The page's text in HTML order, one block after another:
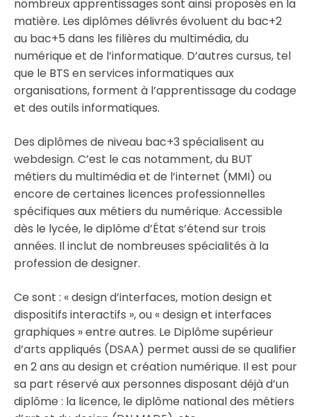
nombreux apprentissages sont ainsi proposés en la
matière. Les diplômes délivrés évoluent du bac+2
au bac+5 dans les filières du multimédia, du
numérique et de l’informatique. D’autres cursus, tel
que le BTS en services informatiques aux
organisations, forment à l’apprentissage du codage
et des outils informatiques.
Des diplômes de niveau bac+3 spécialisent au
webdesign. C’est le cas notamment, du BUT
métiers du multimédia et de l’internet (MMI) ou
encore de certaines licences professionnelles
spécifiques aux métiers du numérique. Accessible
dès le lycée, le diplôme d’État s’étend sur trois
années. Il inclut de nombreuses spécialités à la
profession de designer.
Ce sont : « design d’interfaces, motion design et
dispositifs interactifs », ou « design et interfaces
graphiques » entre autres. Le Diplôme supérieur
d’arts appliqués (DSAA) permet aussi de se qualifier
en 2 ans au design et création numérique. Il est pour
sa part réservé aux personnes disposant déjà d’un
diplôme : la licence, le diplôme national des métiers